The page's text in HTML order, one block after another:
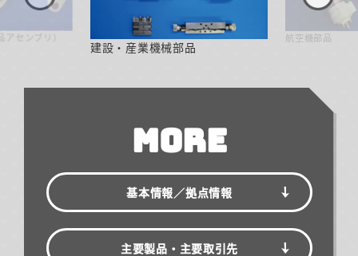
センブリ）
建設・産業機械部品
航空機部品
MORE
基本情報／拠点情報
主要製品・主要取引先